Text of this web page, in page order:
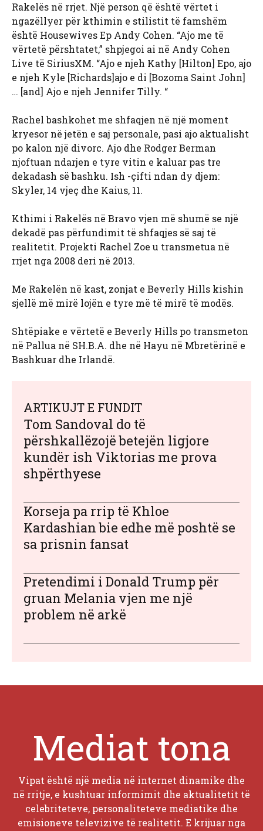
Rakelës në rrjet. Një person që është vërtet i
ngazëllyer për kthimin e stilistit të famshëm
është Housewives Ep Andy Cohen. “Ajo me të
vërtetë përshtatet,” shpjegoi ai në Andy Cohen
Live të SiriusXM. “Ajo e njeh Kathy [Hilton] Epo, ajo
e njeh Kyle [Richards]ajo e di [Bozoma Saint John]
… [and] Ajo e njeh Jennifer Tilly. “
Rachel bashkohet me shfaqjen në një moment
kryesor në jetën e saj personale, pasi ajo aktualisht
po kalon një divorc. Ajo dhe Rodger Berman
njoftuan ndarjen e tyre vitin e kaluar pas tre
dekadash së bashku. Ish -çifti ndan dy djem:
Skyler, 14 vjeç dhe Kaius, 11.
Kthimi i Rakelës në Bravo vjen më shumë se një
dekadë pas përfundimit të shfaqjes së saj të
realitetit. Projekti Rachel Zoe u transmetua në
rrjet nga 2008 deri në 2013.
Me Rakelën në kast, zonjat e Beverly Hills kishin
sjellë më mirë lojën e tyre më të mirë të modës.
Shtëpiake e vërtetë e Beverly Hills po transmeton
në Pallua në SH.B.A. dhe në Hayu në Mbretërinë e
Bashkuar dhe Irlandë.
ARTIKUJT E FUNDIT
Tom Sandoval do të
përshkallëzojë betejën ligjore
kundër ish Viktorias me prova
shpërthyese
Korseja pa rrip të Khloe
Kardashian bie edhe më poshtë se
sa prisnin fansat
Pretendimi i Donald Trump për
gruan Melania vjen me një
problem në arkë
Mediat tona
Vipat është një media në internet dinamike dhe
në rritje, e kushtuar informimit dhe aktualitetit të
celebriteteve, personaliteteve mediatike dhe
emisioneve televizive të realitetit. E krijuar nga